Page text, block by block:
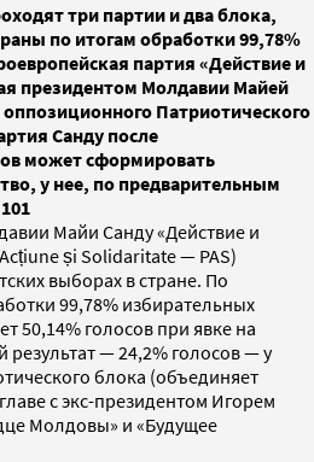
три партии и два блока,
по итогам обработки 99,78%
партия «Действие и
президентом Молдавии Майей
Патриотического
Санду после
может сформировать
у нее, по предварительным
Майи Санду «Действие и
și Solidaritate — PAS)
выборах в стране. По
99,78% избирательных
50,14% голосов при явке на
— 24,2% голосов — у
блока (объединяет
с экс-президентом Игорем
Молдовы» и «Будущее